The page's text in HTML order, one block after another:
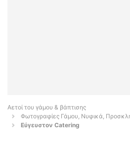
Αετοί του γάμου & βάπτισης
Φωτογραφίες Γάμου, Νυφικά,
Εύγευστον Catering